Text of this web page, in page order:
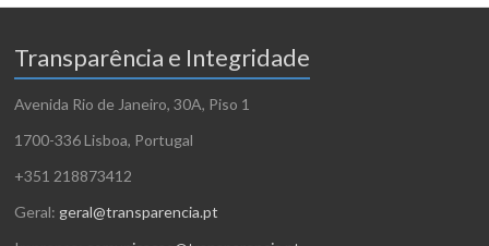
Transparência e Integridade
Avenida Rio de Janeiro, 30A, Piso 1
1700-336 Lisboa, Portugal
+351 218873412
Geral: geral@transparencia.pt